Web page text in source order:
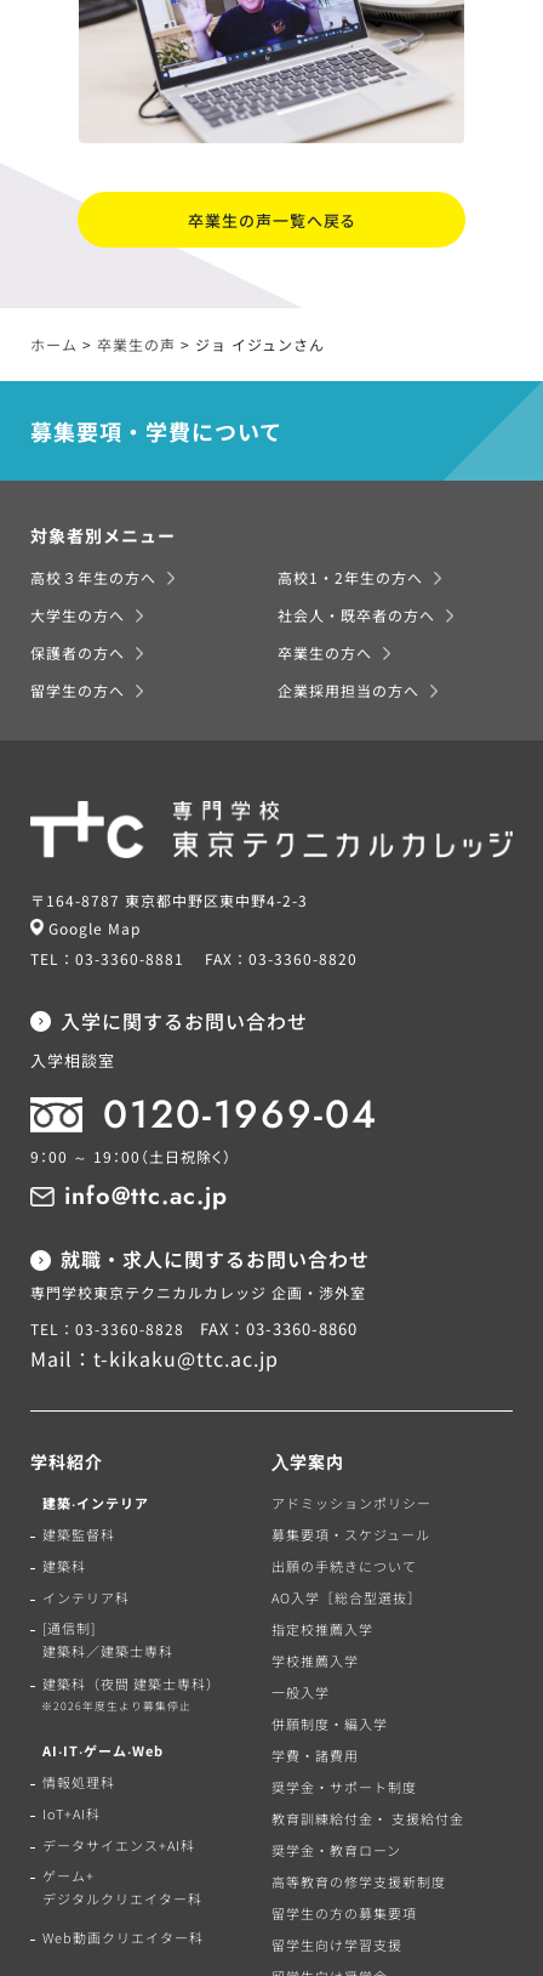
卒業生の声一覧へ戻る
ホーム > 卒業生の声 > ジョ イジュンさん
募集要項・学費について
対象者別メニュー
高校３年生の方へ
高校1・2年生の方へ
大学生の方へ
社会人・既卒者の方へ
保護者の方へ
卒業生の方へ
留学生の方へ
企業採用担当の方へ
〒164-8787 東京都中野区東中野4-2-3
Google Map
TEL： 03-3360-8881 FAX： 03-3360-8820
入学に関するお問い合わせ
入学相談室
0120-1969-04
9：00 ～ 19：00 （土日祝除く）
info@ttc.ac.jp
就職・求人に関するお問い合わせ
専門学校東京テクニカルカレッジ 企画・渉外室
TEL：03-3360-8828
FAX：03-3360-8860
Mail： t-kikaku@ttc.ac.jp
学科紹介
建築‧インテリア
建築監督科
建築科
インテリア科
[通信制]
建築科／建築士専科
建築科（夜間 建築士専科）
※2026年度生より募集停止
AI‧IT‧ゲーム‧Web
情報処理科
IoT+AI科
データサイエンス+AI科
ゲーム+
デジタルクリエイター科
Web動画クリエイター科
⼊学案内
アドミッションポリシー
募集要項・スケジュール
出願の手続きについて
AO入学［総合型選抜］
指定校推薦入学
学校推薦入学
一般入学
併願制度・編入学
学費・諸費用
奨学金・サポート制度
教育訓練給付金・ 支援給付金
奨学金・教育ローン
高等教育の修学支援新制度
留学生の方の募集要項
留学生向け学習支援